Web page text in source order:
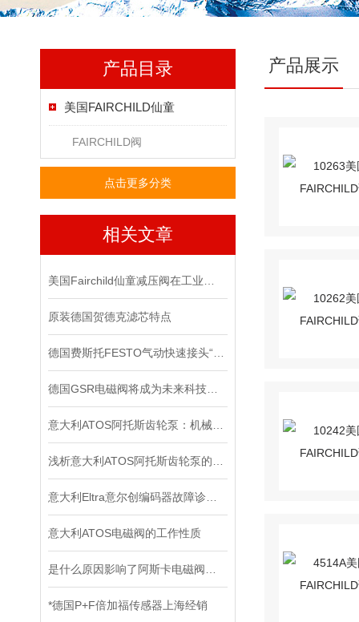
产品目录
美国FAIRCHILD仙童
FAIRCHILD阀
点击更多分类
相关文章
原装德国贺德克滤芯特点
意大利ATOS电磁阀的工作性质
*德国P+F倍加福传感器上海经销
产品展示